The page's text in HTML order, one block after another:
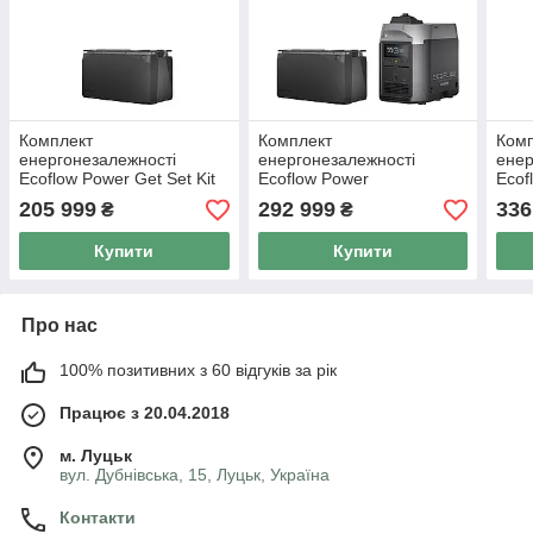
Комплект
енергонезалежності
Ecoflow Power Get Set Kit
5 kWh
205 999 ₴
Купити
Комплект
енергонезалежності
Ecoflow Power
Independence Kit 5 kWh
292 999₴
Купити
Про нас
100% позитивних з 60 відгуків за рік
Працює з 20.04.2018
м. Луцьк
вул. Дубнівська, 15, Луцьк, Україна
Контакти